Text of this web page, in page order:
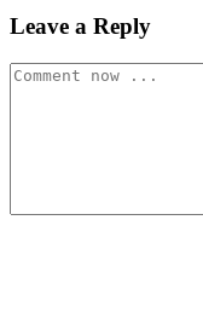
Leave a Reply